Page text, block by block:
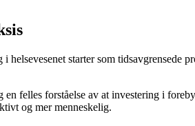
helsevesenet starter som
felles forståelse av at investering i
og mer menneskelig.